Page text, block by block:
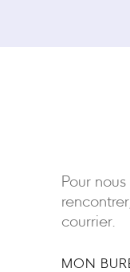
Pour
courrier.
MON